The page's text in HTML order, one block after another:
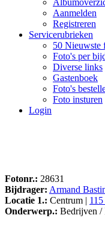
Aanmelden
Registreren
Servicerubrieken
50 Nieuwste
Foto's per
Diverse links
Gastenboek
Foto's
Foto insturen
Login
Fotonr.: 28631
Bijdrager: Armand
Locatie 1.: Centrum |
Onderwerp.: Bedrijven /